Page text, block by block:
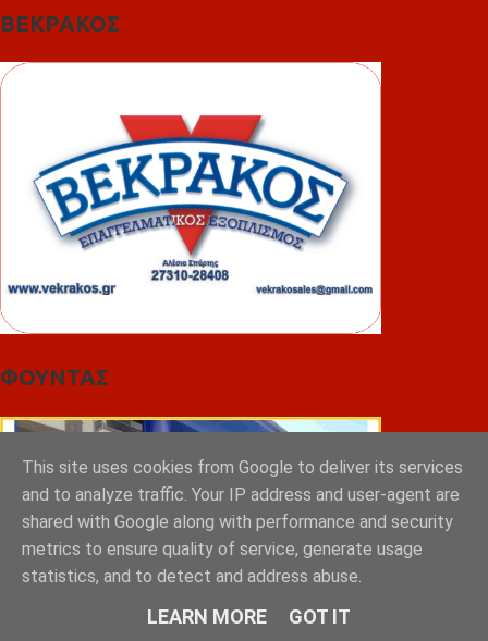
ΒΕΚΡΑΚΟΣ
ΦΟΥΝΤΑΣ
This site uses cookies from Google to deliver its services
and to analyze traffic. Your IP address and user-agent are
shared with Google along with performance and security
metrics to ensure quality of service, generate usage
statistics, and to detect and address abuse.
LEARN MORE GOT IT